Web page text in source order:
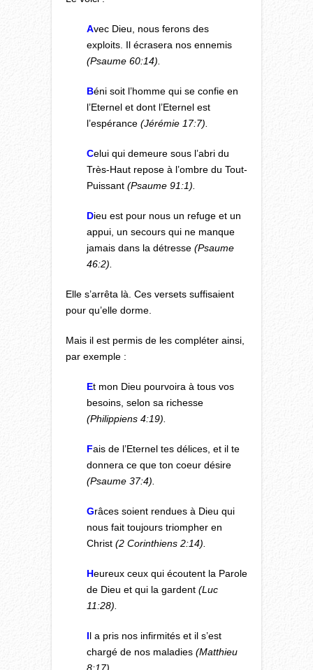
Avec Dieu, nous ferons des
exploits. Il écrasera nos ennemis
(Psaume 60:14).
Béni soit l’homme qui se confie en
l’Eternel et dont l’Eternel est
l’espérance (Jérémie 17:7).
Celui qui demeure sous l’abri du
Très-Haut repose à l’ombre du Tout-
Puissant (Psaume 91:1).
Dieu est pour nous un refuge et un
appui, un secours qui ne manque
jamais dans la détresse (Psaume
46:2).
Elle s’arrêta là. Ces versets suffisaient
pour qu’elle dorme.
Mais il est permis de les compléter ainsi,
par exemple :
Et mon Dieu pourvoira à tous vos
besoins, selon sa richesse
(Philippiens 4:19).
Fais de l’Eternel tes délices, et il te
donnera ce que ton coeur désire
(Psaume 37:4).
Grâces soient rendues à Dieu qui
nous fait toujours triompher en
Christ (2 Corinthiens 2:14).
Heureux ceux qui écoutent la Parole
de Dieu et qui la gardent (Luc
11:28).
Il a pris nos infirmités et il s’est
chargé de nos maladies (Matthieu